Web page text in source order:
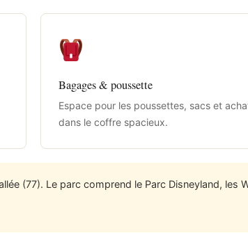
Bagages & poussette
Espace pour les poussettes, sacs et
dans le coffre spacieux.
(77). Le parc comprend le Parc Disneyland, les